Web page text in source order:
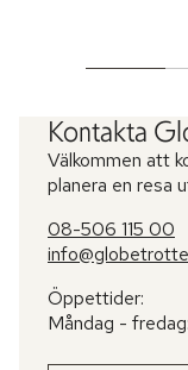
Kontakta
Välkommen att
planera en resa
08-506 115 00
Öppettider:
Måndag -